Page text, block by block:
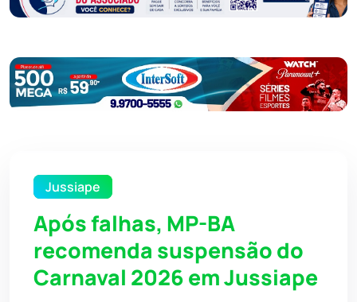
Jussiape
Após falhas, MP-BA
recomenda suspensão do
Carnaval 2026 em Jussiape